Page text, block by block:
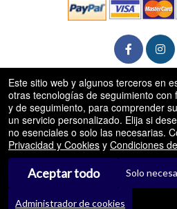
© Todos los Derechos
50.28.84.148
Condiciones de
Este sitio web y algunos terceros en
otras tecnologías de seguimiento
y de seguimiento, para comprender
un servicio personalizado. Elija si
no esenciales o solo las necesarias.
Privacidad y Cookies y Condiciones
Aceptar todo Solo
Administrador de cookies